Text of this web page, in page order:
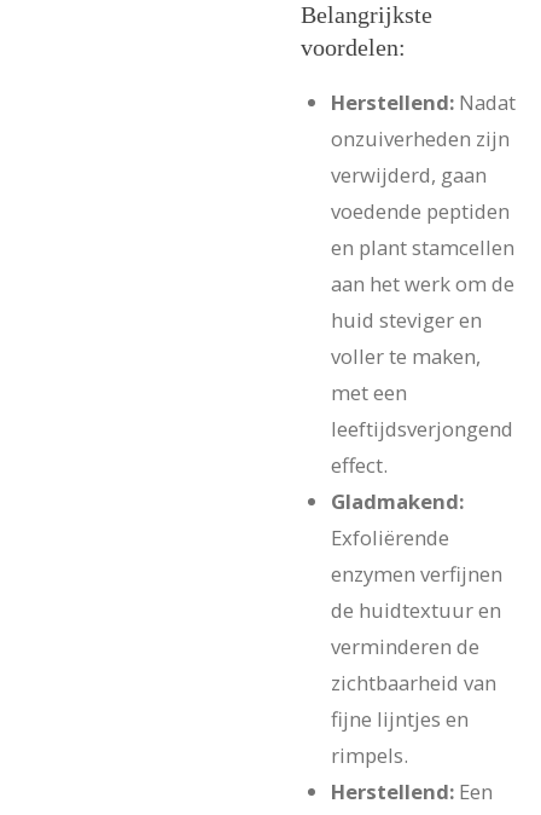
Belangrijkste
voordelen:
Herstellend: Nadat
onzuiverheden zijn
verwijderd, gaan
voedende peptiden
en plant stamcellen
aan het werk om de
huid steviger en
voller te maken,
met een
leeftijdsverjongend
effect.
Gladmakend:
Exfoliërende
enzymen verfijnen
de huidtextuur en
verminderen de
zichtbaarheid van
fijne lijntjes en
rimpels.
Herstellend: Een